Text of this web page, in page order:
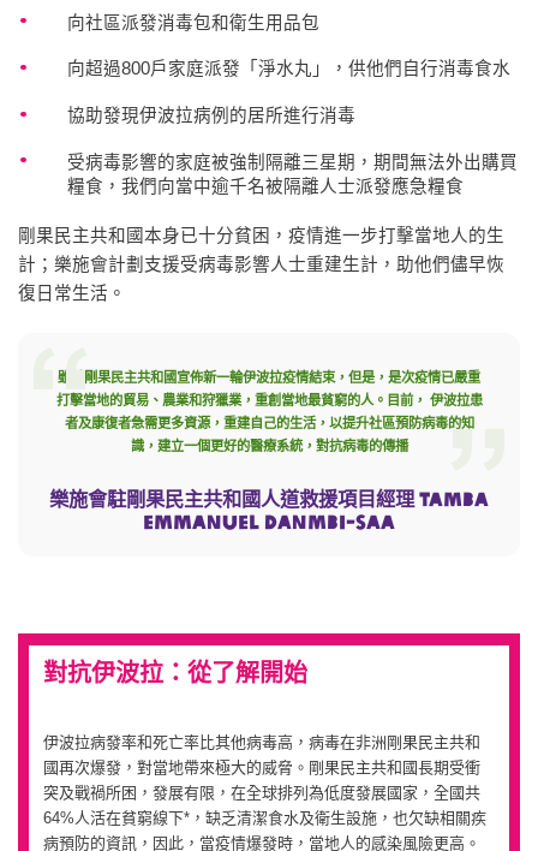
向社區派發消毒包和衛生用品包
向超過800戶家庭派發「淨水丸」，供他們自行消毒食水
協助發現伊波拉病例的居所進行消毒
受病毒影響的家庭被強制隔離三星期，期間無法外出購買
糧食，我們向當中逾千名被隔離人士派發應急糧食
剛果民主共和國本身已十分貧困，疫情進一步打擊當地人的生
計；樂施會計劃支援受病毒影響人士重建生計，助他們儘早恢
復日常生活。
雖然剛果民主共和國宣佈新一輪伊波拉疫情結束，但是，是次疫情已嚴重
打擊當地的貿易、農業和狩獵業，重創當地最貧窮的人。目前， 伊波拉患
者及康復者急需更多資源，重建自己的生活，以提升社區預防病毒的知
識，建立一個更好的醫療系統，對抗病毒的傳播
樂施會駐剛果民主共和國人道救援項目經理 Tamba
Emmanuel Danmbi-saa
對抗伊波拉：從了解開始
伊波拉病發率和死亡率比其他病毒高，病毒在非洲剛果民主共和
國再次爆發，對當地帶來極大的威脅。剛果民主共和國長期受衝
突及戰禍所困，發展有限，在全球排列為低度發展國家，全國共
64%人活在貧窮線下*，缺乏清潔食水及衛生設施，也欠缺相關疾
病預防的資訊，因此，當疫情爆發時，當地人的感染風險更高。